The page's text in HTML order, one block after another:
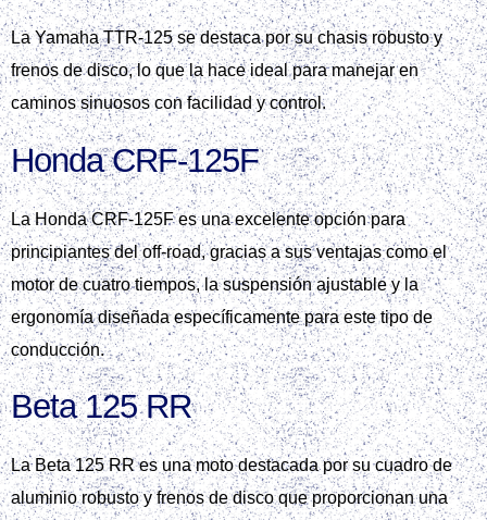
La Yamaha TTR‑125 se destaca por su chasis robusto y
frenos de disco, lo que la hace ideal para manejar en
caminos sinuosos con facilidad y control.
Honda CRF‑125F
La Honda CRF‑125F es una excelente opción para
principiantes del off‑road, gracias a sus ventajas como el
motor de cuatro tiempos, la suspensión ajustable y la
ergonomía diseñada específicamente para este tipo de
conducción.
Beta 125 RR
La Beta 125 RR es una moto destacada por su cuadro de
aluminio robusto y frenos de disco que proporcionan una